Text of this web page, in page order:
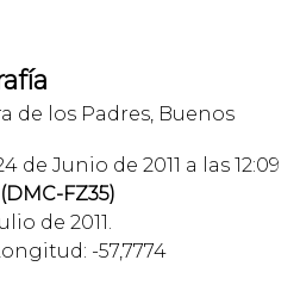
de los Padres, Buenos
Junio de 2011 a las 12:09
FZ35)
de 2011.
-57,7774